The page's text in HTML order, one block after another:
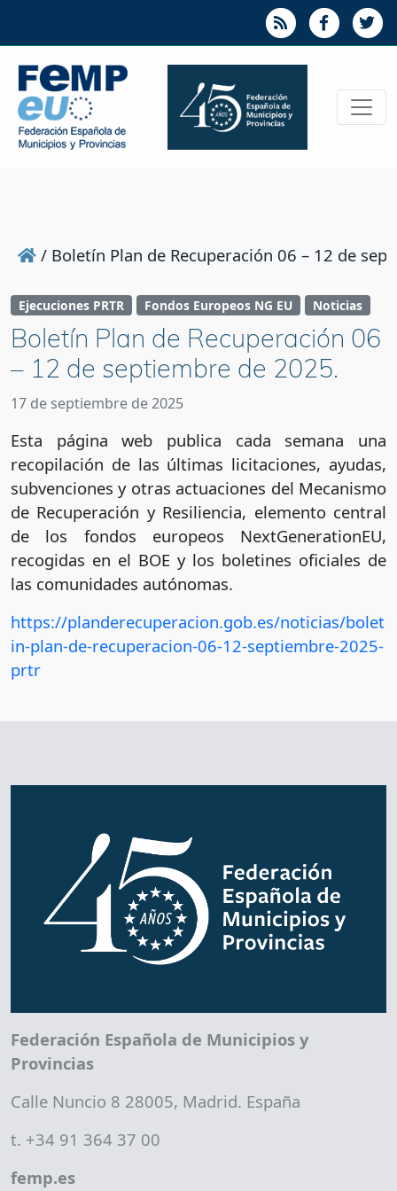
/ Boletín Plan de Recuperación 06 – 12 de
Ejecuciones PRTR Fondos Europeos NG EU Noticias
Boletín Plan de Recuperación 06
– 12 de septiembre de 2025.
17 de septiembre de 2025
Esta página web publica cada semana una
recopilación de las últimas licitaciones, ayudas,
subvenciones y otras actuaciones del Mecanismo
de Recuperación y Resiliencia, elemento central
de los fondos europeos NextGenerationEU,
recogidas en el BOE y los boletines oficiales de
las comunidades autónomas.
https://planderecuperacion.gob.es/noticias/bolet
in-plan-de-recuperacion-06-12-septiembre-2025-
prtr
Federación Española de Municipios y
Provincias
Calle Nuncio 8 28005, Madrid. España
t. +34 91 364 37 00
femp.es